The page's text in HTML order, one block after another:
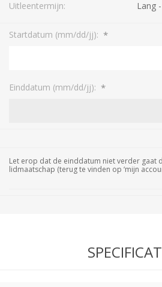
Uitleentermijn: Lang
Startdatum (mm/dd/jj): *
Einddatum (mm/dd/jj): *
Let erop dat de einddatum niet verder gaat
lidmaatschap (terug te vinden op ‘mijn